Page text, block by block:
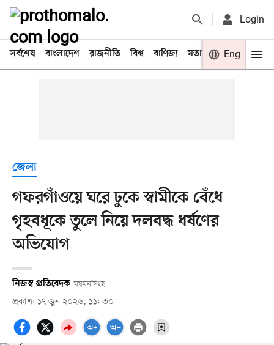
Login
সর্বশেষ বাংলাদেশ রাজনীতি বিশ্ব বাণিজ্য মতামত খেলা
Eng
জেলা
গফরগাঁওয়ে ঘরে ঢুকে স্বামীকে বেঁধে
গৃহবধূকে তুলে নিয়ে দলবদ্ধ ধর্ষণের
অভিযোগ
নিজস্ব প্রতিবেদক ময়মনসিংহ
প্রকাশ: ১৭ জুন ২০২৬, ১১: ৩০